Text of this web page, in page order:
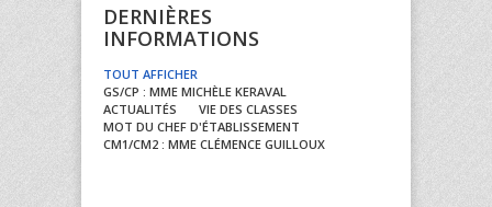
DERNIÈRES
INFORMATIONS
TOUT AFFICHER
GS/CP : MME MICHÈLE KERAVAL
ACTUALITÉS
VIE DES CLASSES
MOT DU CHEF D'ÉTABLISSEMENT
CM1/CM2 : MME CLÉMENCE GUILLOUX